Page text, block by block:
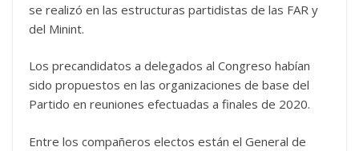
se realizó en las estructuras partidistas de las FAR y
del Minint.
Los precandidatos a delegados al Congreso habían
sido propuestos en las organizaciones de base del
Partido en reuniones efectuadas a finales de 2020.
Entre los compañeros electos están el General de